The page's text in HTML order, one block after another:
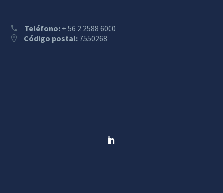
Teléfono: + 56 2 2588 6000
Código postal: 7550268